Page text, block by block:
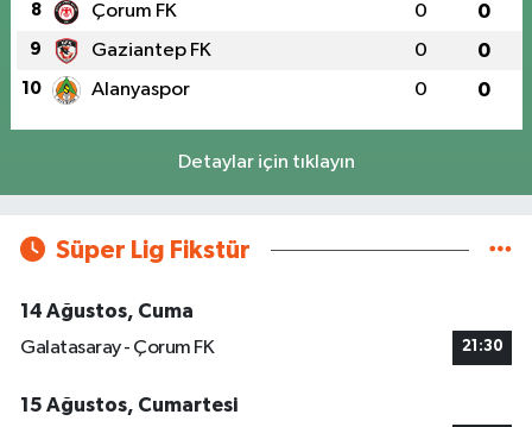
8 Çorum FK 0 0
9 Gaziantep FK 0 0
10 Alanyaspor 0 0
Detaylar için tıklayın
Süper Lig Fikstür
14 Ağustos, Cuma
Galatasaray - Çorum FK
21:30
15 Ağustos, Cumartesi